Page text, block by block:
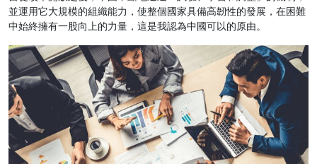
並運用它大規模的組織能力，使整個國家具備高韌性的發展，在困難
中始終擁有一股向上的力量，這是我認為中國可以的原由。